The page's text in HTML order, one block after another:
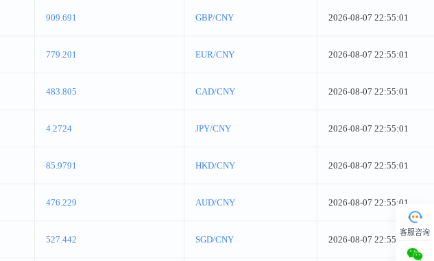
909.691 GBP/CNY 2026-08-07 22:55:01
779.201 EUR/CNY 2026-08-07 22:55:01
483.805 CAD/CNY 2026-08-07 22:55:01
4.2724 JPY/CNY 2026-08-07 22:55:01
85.9791 HKD/CNY 2026-08-07 22:55:01
476.229 AUD/CNY 2026-08-07 22:55:01
527.442 SGD/CNY 2026-08-07 22:55:01
客服咨询